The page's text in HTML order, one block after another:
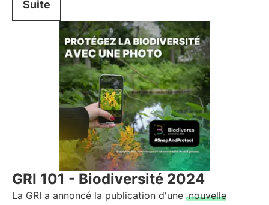
Suite
GRI 101 - Biodiversité 2024
La GRI a annoncé la publication d'une nouvelle